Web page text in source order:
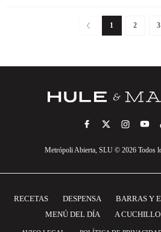
1 2 3
Metrópoli Abierta, SLU © 2026 Todos
RECETAS DESPENSA BARRAS Y
MENÚ DEL DÍA
A CUCHILLO